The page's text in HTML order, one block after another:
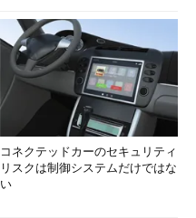
コネクテッドカーのセキュリティ
リスクは制御システムだけではな
い